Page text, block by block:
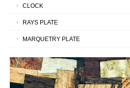
CLOCK
RAYS PLATE
MARQUETRY PLATE